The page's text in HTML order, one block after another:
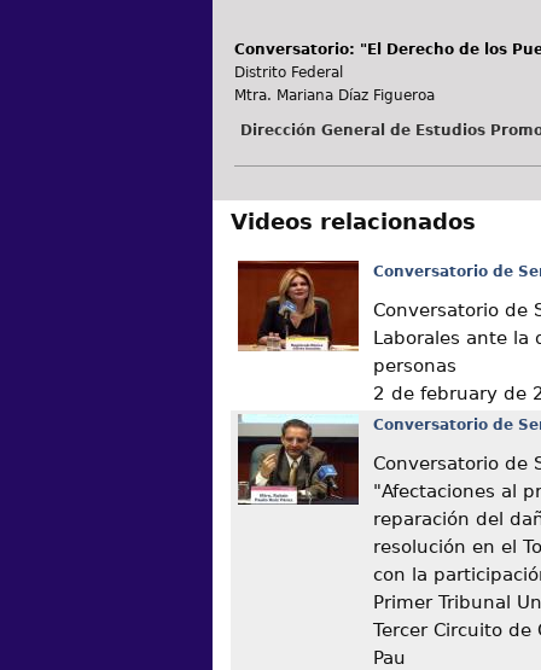
Conversatorio: "El Derecho de los
Distrito Federal
Mtra. Mariana Díaz Figueroa
Dirección General de Estudios
Videos relacionados
Conversatorio de
Conversatorio de
Laborales ante la
personas
2 de february de
Conversatorio de
Conversatorio de
"Afectaciones al
reparación del
resolución en el
con la
Primer Tribunal
Tercer Circuito de
Pau